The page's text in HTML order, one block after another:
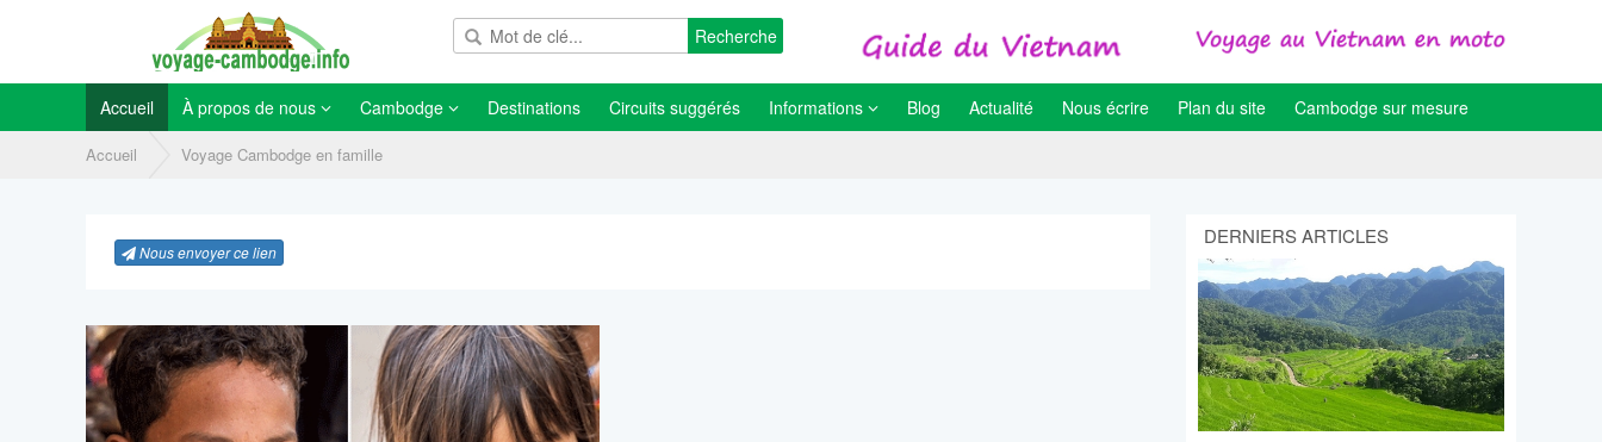
Recherche
Accueil À propos de nous Cambodge Destinations Circuits suggérés Informations Blog Actualité Nous écrire Plan du site Cambodge sur mesure
Accueil Voyage Cambodge en famille
Nous envoyer ce lien
DERNIERS ARTICLES